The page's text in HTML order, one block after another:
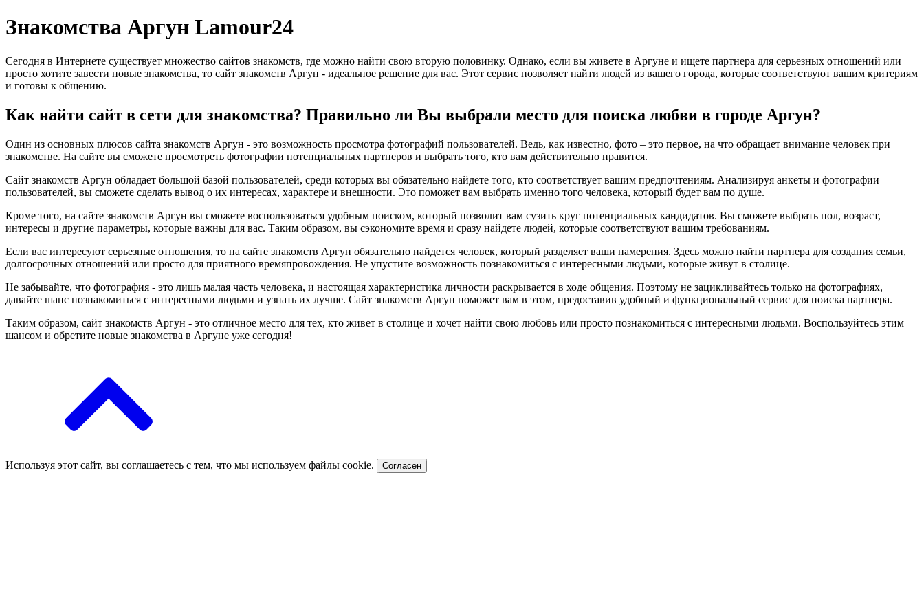
Знакомства Аргун Lamour24
Сегодня в Интернете существует множество сайтов знакомств, где можно найти свою вторую половинку. Однако, если вы живете в Аргуне и ищете партнера для серьезных отношений или
просто хотите завести новые знакомства, то сайт знакомств Аргун - идеальное решение для вас. Этот сервис позволяет найти людей из вашего города, которые соответствуют вашим критериям
и готовы к общению.
Как найти сайт в сети для знакомства? Правильно ли Вы выбрали место для поиска любви в городе Аргун?
Один из основных плюсов сайта знакомств Аргун - это возможность просмотра фотографий пользователей. Ведь, как известно, фото – это первое, на что обращает внимание человек при
знакомстве. На сайте вы сможете просмотреть фотографии потенциальных партнеров и выбрать того, кто вам действительно нравится.
Сайт знакомств Аргун обладает большой базой пользователей, среди которых вы обязательно найдете того, кто соответствует вашим предпочтениям. Анализируя анкеты и фотографии
пользователей, вы сможете сделать вывод о их интересах, характере и внешности. Это поможет вам выбрать именно того человека, который будет вам по душе.
Кроме того, на сайте знакомств Аргун вы сможете воспользоваться удобным поиском, который позволит вам сузить круг потенциальных кандидатов. Вы сможете выбрать пол, возраст,
интересы и другие параметры, которые важны для вас. Таким образом, вы сэкономите время и сразу найдете людей, которые соответствуют вашим требованиям.
Если вас интересуют серьезные отношения, то на сайте знакомств Аргун обязательно найдется человек, который разделяет ваши намерения. Здесь можно найти партнера для создания семьи,
долгосрочных отношений или просто для приятного времяпровождения. Не упустите возможность познакомиться с интересными людьми, которые живут в столице.
Не забывайте, что фотография - это лишь малая часть человека, и настоящая характеристика личности раскрывается в ходе общения. Поэтому не зацикливайтесь только на фотографиях,
давайте шанс познакомиться с интересными людьми и узнать их лучше. Сайт знакомств Аргун поможет вам в этом, предоставив удобный и функциональный сервис для поиска партнера.
Таким образом, сайт знакомств Аргун - это отличное место для тех, кто живет в столице и хочет найти свою любовь или просто познакомиться с интересными людьми. Воспользуйтесь этим
шансом и обретите новые знакомства в Аргуне уже сегодня!
Используя этот сайт, вы соглашаетесь с тем, что мы используем файлы cookie. Согласен